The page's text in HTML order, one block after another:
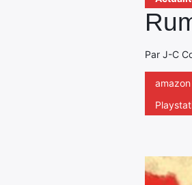
Par J-C
amazon